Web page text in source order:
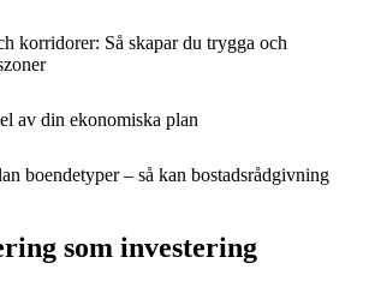
korridorer: Så skapar du trygga och
av din ekonomiska plan
boendetyper – så kan bostadsrådgivning
som investering